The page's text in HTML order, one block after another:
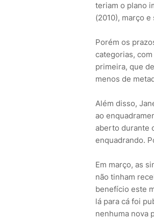
teriam o plano
(2010), março e
Porém os
categorias,
primeira, que
menos de
Além disso,
ao
aberto durante
enquadrando.
Em março, as
não tinham
benefício este
lá para cá foi
nenhuma nova